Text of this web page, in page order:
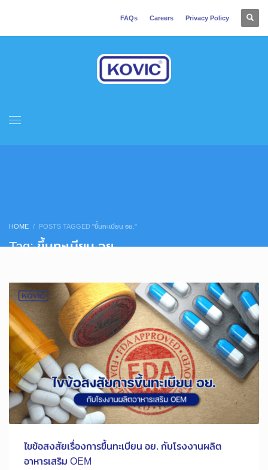
FAQs Careers Privacy Policy
HOME POSTS TAGGED "ขึ้นทะเบียน อย."
Tag: ขึ้นทะเบียน อย.
ไขข้อสงสัยเรื่องการขึ้นทะเบียน อย. กับโรงงานผลิต
อาหารเสริม OEM